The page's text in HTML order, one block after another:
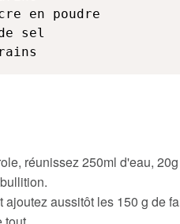
en poudre
sel
réunissez 250ml d'eau,
ajoutez aussitôt les 150 g de